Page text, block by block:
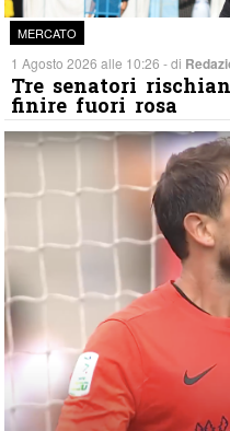
MERCATO
1 Agosto 2026 alle 10:26 - di
Tre senatori
finire fuori rosa